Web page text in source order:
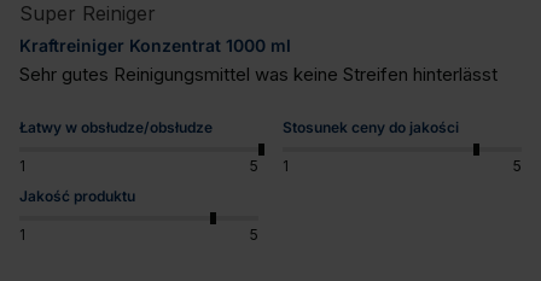
Super Reiniger
Kraftreiniger Konzentrat 1000 ml
Sehr gutes Reinigungsmittel was keine Streifen hinterlässt
Łatwy w obsłudze/obsłudze
1 5
Stosunek ceny do jakości
1
5
Jakość produktu
1 5